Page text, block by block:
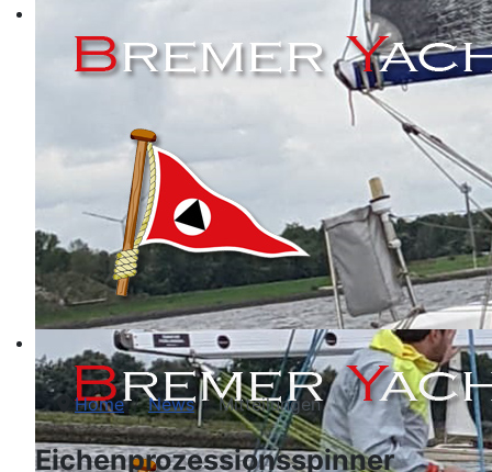
Home News Mitteilungen
Eichenprozessionsspinner